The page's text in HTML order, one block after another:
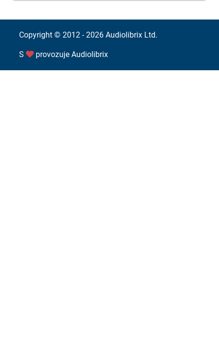
Copyright © 2012 - 2026 Audiolibrix Ltd.
S provozuje Audiolibrix